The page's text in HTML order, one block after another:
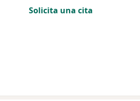
Dirección 5 En línea
Solicita una cita